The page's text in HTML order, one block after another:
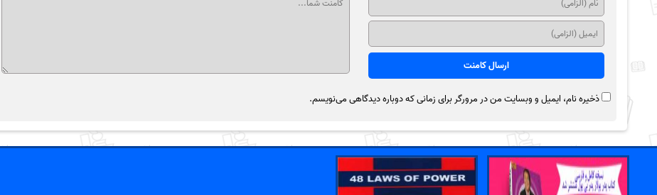
ذخیره نام، ایمیل و وبسایت من در مرورگر برای زمانی که دوباره دیدگاهی می‌نویسم.